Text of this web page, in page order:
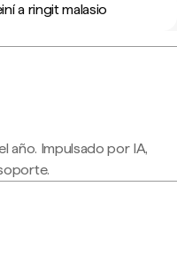
a ringit malasio
año. Impulsado por IA,